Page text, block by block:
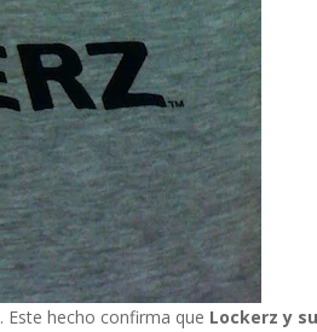
. Este hecho confirma que Lockerz y